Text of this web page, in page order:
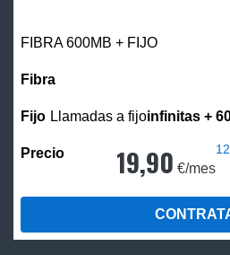
FIBRA 600MB + FIJO
Llamadas a fijoinfinitas +
19,90 €/mes